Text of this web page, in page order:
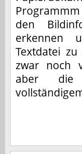
den
erkennen
Textdatei
zwar noch
aber die